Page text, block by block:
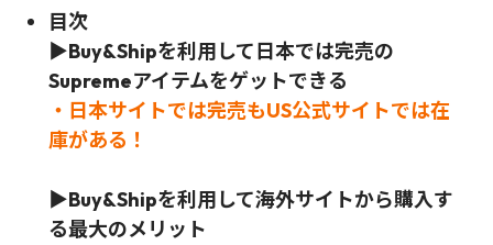
目次
▶Buy&Shipを利用して日本では完売の
Supremeアイテムをゲットできる
・日本サイトでは完売もUS公式サイトでは在
庫がある！
▶Buy&Shipを利用して海外サイトから購入す
る最大のメリット